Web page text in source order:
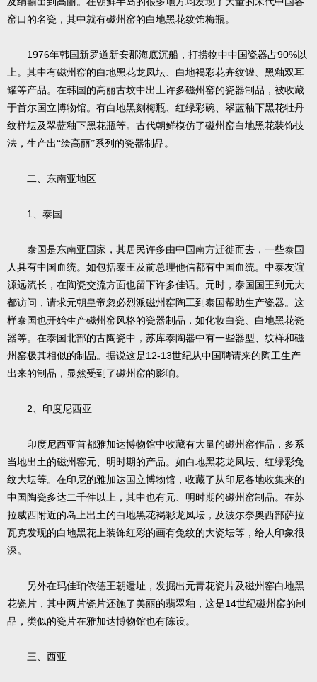
窑口的名瓷，其中就有磁州窑的白地黑花纹饰梅瓶。
1976年韩国新罗道新安郡海底沉船，打捞物中中国瓷器占90%以
上。其中有磁州窑的白地黑花龙凤坛、白地褐彩花卉纹罐、黑釉双耳
罐等产品。在韩国的高丽古坟中出土许多磁州窑的瓷器制品，被收藏
于首尔国立博物馆。有白地黑刻梅瓶、红绿彩碗、翠蓝釉下黑花牡丹
纹样坛及翠蓝釉下黑花瓶等。古代朝鲜模仿了磁州窑白地黑花装饰技
法，生产出“绘高丽”系列的瓷器制品。
二、东南亚地区
1 、泰国
泰国是东南亚国家，其居民许多由中国南方迁徙而去，一些泰国
人具有中国血统。如包括泰王及前总理他信都有中国血统。中泰友谊
源远流长，在陶瓷交流方面也留下许多佳话。元时，泰国国王到元大
都访问，请求元朝皇帝忽必烈派磁州窑陶工到泰国帮助生产瓷器。这
样泰国也开始生产磁州窑风格的瓷器制品，如化妆白瓷、白地黑花瓷
器等。在泰国北部的古陶瓷中，苏库泰陶器中有一些器型、纹样和磁
州窑极其相似的制品。据说这是12-13世纪从中国聘请来的陶工生产
出来的制品，显然受到了磁州窑的影响。
2、印度尼西亚
印度尼西亚首都雅加达博物馆中收藏有大量的磁州窑作品，多系
当地出土的磁州窑元、明时期的产品。如白地黑花龙凤坛、红绿彩兔
纹大坛等。在印尼的雅加达国立博物馆，收藏了从印尼各地收集来的
中国陶瓷多达二千件以上，其中也有元、明时期的磁州窑制品。在苏
拉威西附近的岛上出土的白地黑花褐彩龙凤坛，及波尔奈奥西部萨拉
瓦克发现的白地黑花上装饰红彩的画有兔纹的大瓷坛等，给人印象很
深。
另外在玛佳珀依德王朝遗址，发掘出元青花瓷片及磁州窑白地黑
花瓷片，其中两片瓷片还施了美丽的翡翠釉，这是14世纪磁州窑的制
品，类似的瓷片在雅加达博物馆也有陈设。
三、西亚